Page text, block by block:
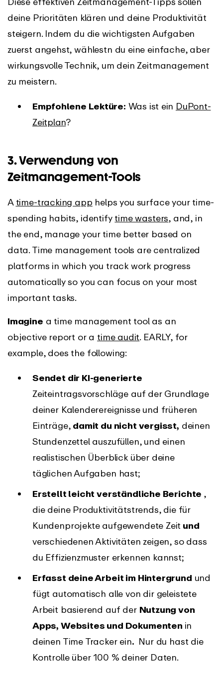
deine Prioritäten klären und deine Produktivität
steigern. Indem du die wichtigsten Aufgaben
zuerst angehst, wählestn du eine einfache, aber
wirkungsvolle Technik, um dein Zeitmanagement
zu meistern.
Empfohlene Lektüre: Was ist ein DuPont-
Zeitplan?
3. Verwendung von
Zeitmanagement-Tools
A time-tracking app helps you surface your time-
spending habits, identify time wasters, and, in
the end, manage your time better based on
data. Time management tools are centralized
platforms in which you track work progress
automatically so you can focus on your most
important tasks.
Imagine a time management tool as an
objective report or a time audit. EARLY, for
example, does the following:
Sendet dir KI-generierte
Zeiteintragsvorschläge auf der Grundlage
deiner Kalenderereignisse und früheren
Einträge, damit du nicht vergisst, deinen
Stundenzettel auszufüllen, und einen
realistischen Überblick über deine
täglichen Aufgaben hast;
Erstellt leicht verständliche Berichte ,
die deine Produktivitätstrends, die für
Kundenprojekte aufgewendete Zeit und
verschiedenen Aktivitäten zeigen, so dass
du Effizienzmuster erkennen kannst;
Erfasst deine Arbeit im Hintergrund und
fügt automatisch alle von dir geleistete
Arbeit basierend auf der Nutzung von
Apps, Websites und Dokumenten in
deinen Time Tracker ein. Nur du hast die
Kontrolle über 100 % deiner Daten.